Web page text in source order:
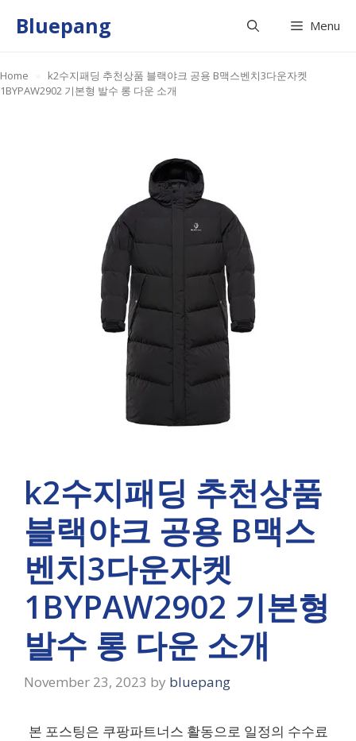
Bluepang Menu
Home
k2수지패딩 추천상품 블랙야크 공용 B맥스벤치3다운자켓
1BYPAW2902 기본형 발수 롱 다운 소개
k2수지패딩 추천상품
블랙야크 공용 B맥스
벤치3다운자켓
1BYPAW2902 기본형
발수 롱 다운 소개
November 23, 2023 by bluepang
본 포스팅은 쿠팡파트너스 활동으로 일정의 수수료